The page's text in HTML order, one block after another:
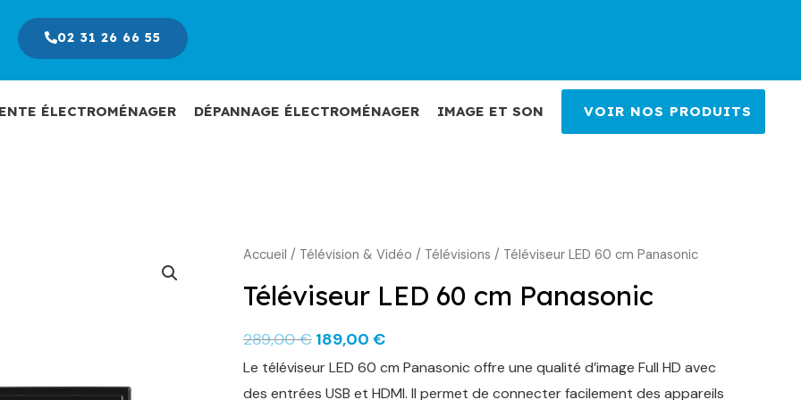
02 31 26 66 55
ÉLECTROMÉNAGER DÉPANNAGE ÉLECTROMÉNAGER IMAGE ET SON VOIR NOS PRODUITS
Accueil / Télévision & Vidéo / Télévisions / Téléviseur LED 60 cm Panasonic
Téléviseur LED 60 cm Panasonic
289,00€
Le
était :
289,00 €.
189,00 €
Le
prix
est :
189,00 €.
Le téléviseur LED 60 cm Panasonic offre une qualité d’image Full HD avec
des entrées USB et HDMI. Il permet de connecter facilement des appareils